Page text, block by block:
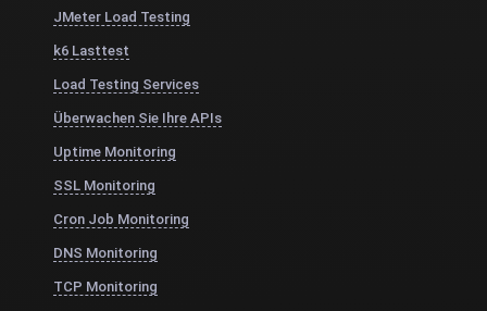
JMeter Load Testing
k6 Lasttest
Load Testing Services
Überwachen Sie Ihre APIs
Uptime Monitoring
SSL Monitoring
Cron Job Monitoring
DNS Monitoring
TCP Monitoring